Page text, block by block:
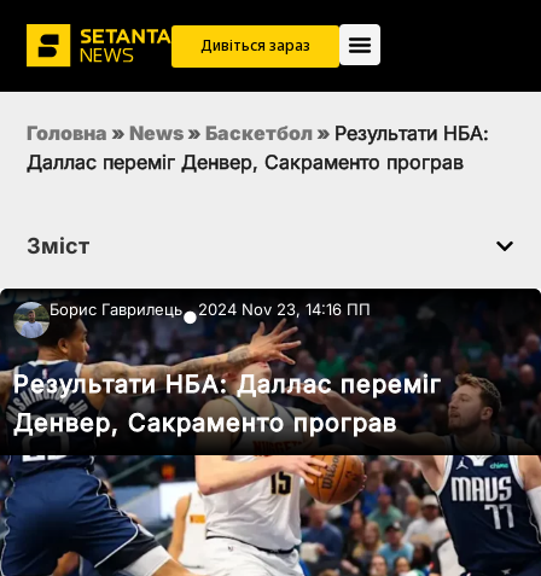
Дивіться зараз
Головна » News » Баскетбол » Результати НБА:
Даллас переміг Денвер, Сакраменто програв
Зміст
Борис Гаврилець●2024 Nov 23, 14:16 ПП
Результати НБА: Даллас переміг
Денвер, Сакраменто програв